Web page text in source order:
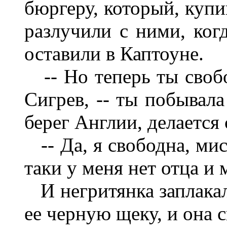
бюргеру, который,
разлучили с ними,
оставили в Каптоуне.
-- Но теперь ты
Сигрев, -- ты
берег Англии,
-- Да, я свободна,
таки у меня нет отца и
И негритянка
ее черную щеку, и она